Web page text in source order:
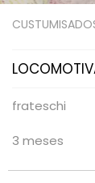
frateschi
3 meses